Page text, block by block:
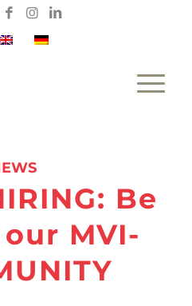
Be
MVI-